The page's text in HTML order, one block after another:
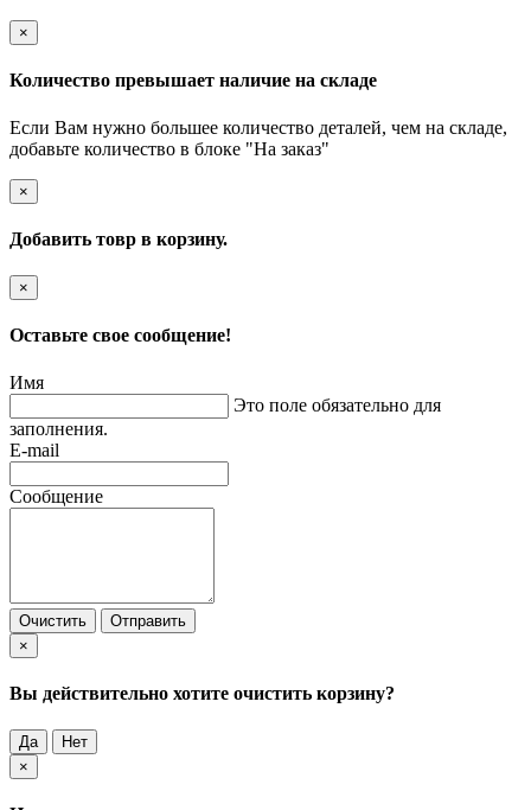
×
Количество превышает наличие на складе
Если Вам нужно большее количество деталей, чем на складе,
добавьте количество в блоке "На заказ"
×
Добавить товр в корзину.
×
Оставьте свое сообщение!
Имя
Это поле обязательно для
заполнения.
E-mail
Сообщение
Очистить
Отправить
×
Вы действительно хотите очистить корзину?
Да
Нет
×